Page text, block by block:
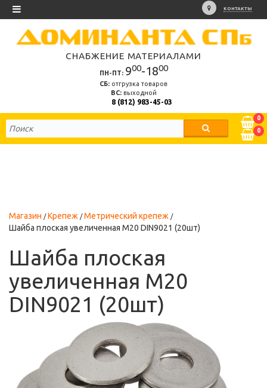
КОНТАКТЫ
СНАБЖЕНИЕ МАТЕРИАЛАМИ
ПН-ПТ: 900-1800
СБ: отгрузка товаров
ВС:выходной
8 (812) 983-45-03
0
0
Магазин Крепеж
Метрический крепеж
Шайба плоская увеличенная М20 DIN9021 (20шт)
Шайба плоская
увеличенная М20
DIN9021 (20шт)